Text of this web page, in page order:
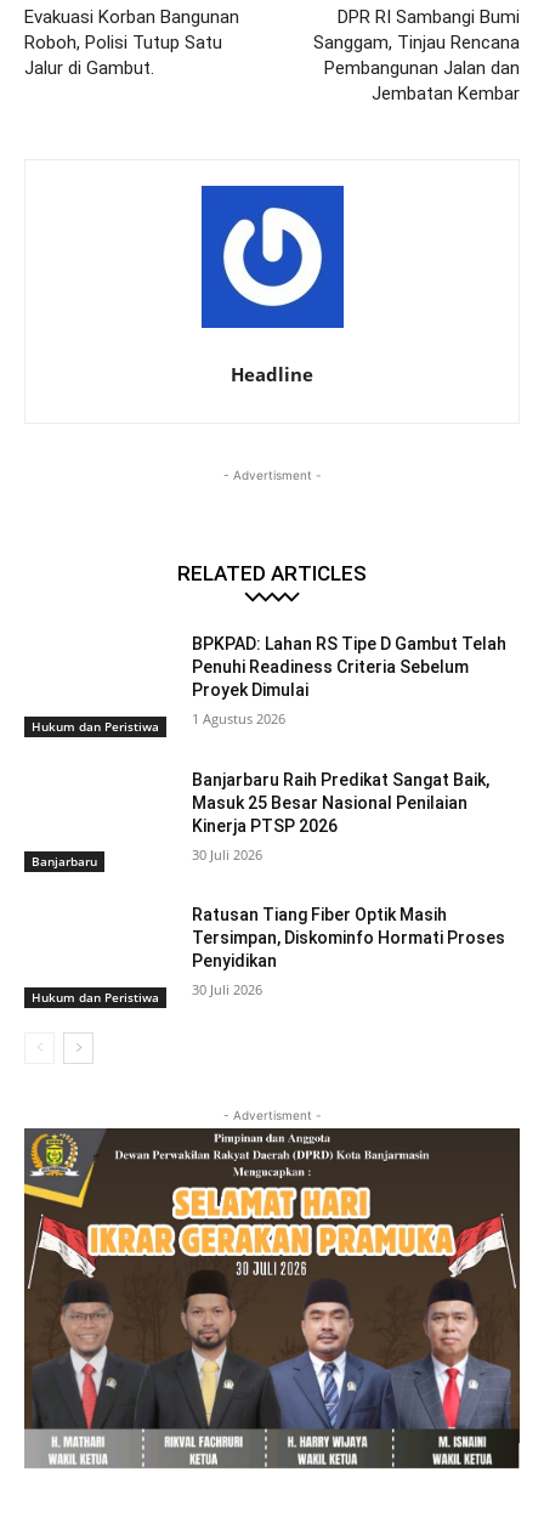
Evakuasi Korban Bangunan
Roboh, Polisi Tutup Satu
Jalur di Gambut.
DPR RI Sambangi Bumi
Sanggam, Tinjau Rencana
Pembangunan Jalan dan
Jembatan Kembar
Headline
- Advertisment -
RELATED ARTICLES
Hukum dan Peristiwa
BPKPAD: Lahan RS Tipe D Gambut Telah
Penuhi Readiness Criteria Sebelum
Proyek Dimulai
1 Agustus 2026
Banjarbaru
Banjarbaru Raih Predikat Sangat Baik,
Masuk 25 Besar Nasional Penilaian
Kinerja PTSP 2026
30 Juli 2026
Hukum dan Peristiwa
Ratusan Tiang Fiber Optik Masih
Tersimpan, Diskominfo Hormati Proses
Penyidikan
30 Juli 2026
- Advertisment -